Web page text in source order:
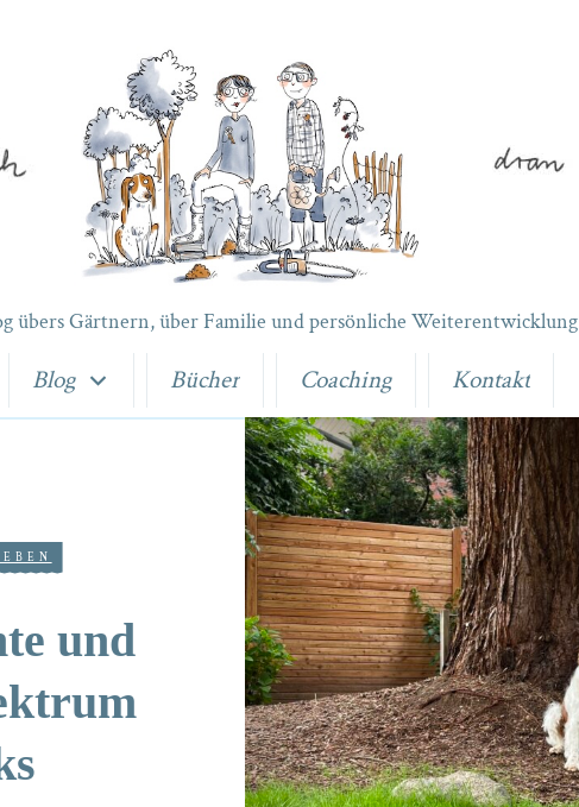
übers Gärtnern, über Familie und persönliche Weiterentwicklung
Blog Bücher Coaching Kontakt
und